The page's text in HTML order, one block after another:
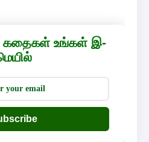
கதைகள் உங்கள் இ-